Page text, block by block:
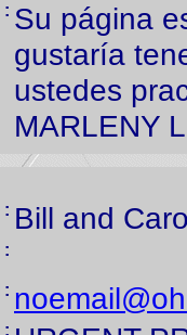
: Su página
gustaría
ustedes
MARLENY
: Bill and
:
:
: